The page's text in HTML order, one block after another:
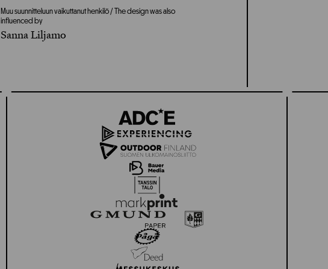
Muu suunnitteluun vaikuttanut henkilö / The design was also
influenced by
Sanna Liljamo